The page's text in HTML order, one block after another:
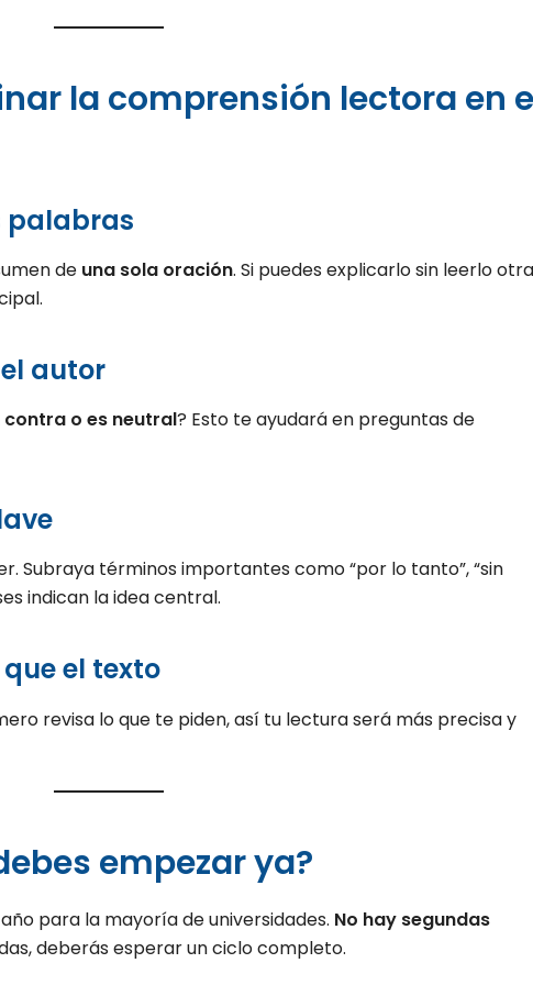
la comprensión lectora en
palabras
de una sola oración. Si puedes explicarlo sin leerlo otra
autor
o es neutral? Esto te ayudará en preguntas de
Subraya términos importantes como “por lo tanto”, “sin
indican la idea central.
el texto
revisa lo que te piden, así tu lectura será más precisa y
empezar ya?
para la mayoría de universidades. No hay segundas
deberás esperar un ciclo completo.